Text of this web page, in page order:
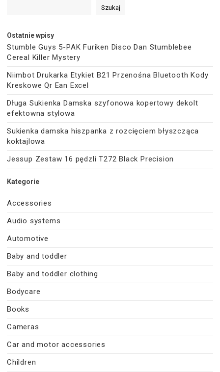
Szukaj
Ostatnie wpisy
Stumble Guys 5-PAK Furiken Disco Dan Stumblebee
Cereal Killer Mystery
Niimbot Drukarka Etykiet B21 Przenośna Bluetooth Kody
Kreskowe Qr Ean Excel
Długa Sukienka Damska szyfonowa kopertowy dekolt
efektowna stylowa
Sukienka damska hiszpanka z rozcięciem błyszcząca
koktajlowa
Jessup Zestaw 16 pędzli T272 Black Precision
Kategorie
Accessories
Audio systems
Automotive
Baby and toddler
Baby and toddler clothing
Bodycare
Books
Cameras
Car and motor accessories
Children